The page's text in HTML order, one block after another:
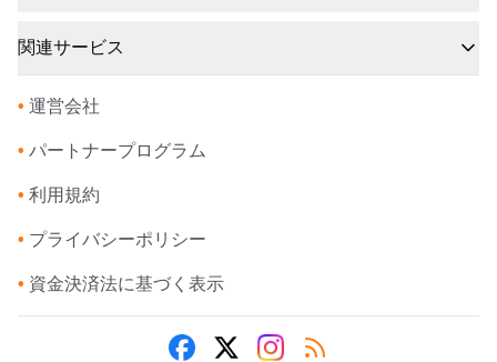
関連サービス
• 運営会社
• パートナープログラム
• 利用規約
• プライバシーポリシー
• 資金決済法に基づく表示